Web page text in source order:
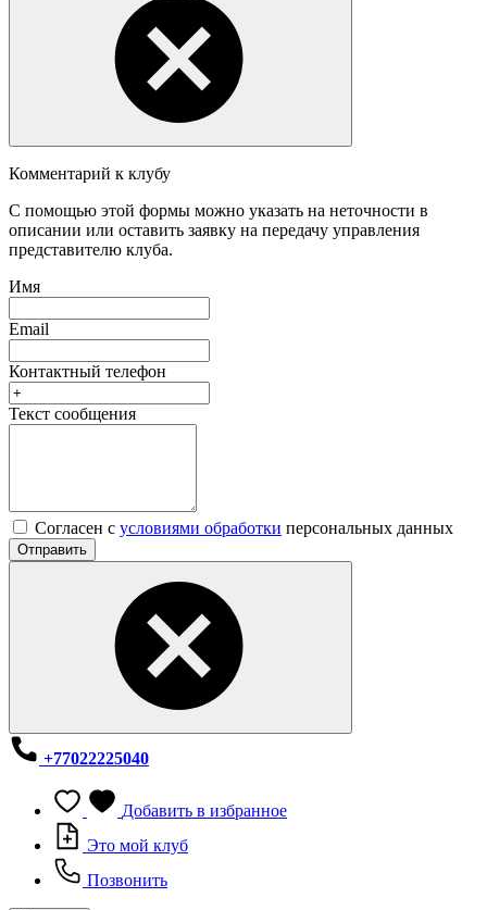
Комментарий к клубу
С помощью этой формы можно указать на неточности в
описании или оставить заявку на передачу управления
представителю клуба.
Имя
Email
Контактный телефон
Текст сообщения
Согласен с условиями обработки персональных данных
Отправить
+77022225040
Добавить в избранное
Это мой клуб
Позвонить